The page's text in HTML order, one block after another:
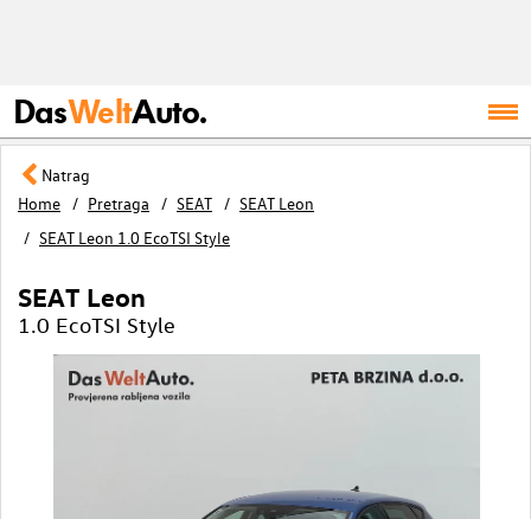
DasWeltAuto.
Natrag
Home
Pretraga SEAT
SEAT Leon
SEAT Leon 1.0 EcoTSI Style
SEAT Leon
1.0 EcoTSI Style